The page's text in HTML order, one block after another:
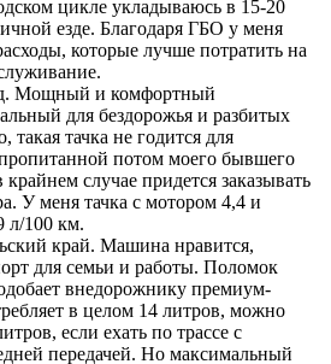
цикле укладываюсь в 15-20
езде. Благодаря ГБО у меня
которые лучше потратить на
Мощный и комфортный
для бездорожья и разбитых
такая тачка не годится для
потом моего бывшего
случае придется заказывать
У меня тачка с мотором 4,4 и
л/100 км.
край. Машина нравится,
для семьи и работы. Поломок
внедорожнику премиум-
в целом 14 литров, можно
если ехать по трассе с
передачей. Но максимальный